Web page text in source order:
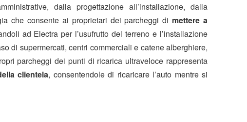
dalla progettazione all’installazione, dalla
che consente ai proprietari dei parcheggi di mettere a
ad Electra per l’usufrutto del terreno e l’installazione
di supermercati, centri commerciali e catene alberghiere,
parcheggi dei punti di ricarica ultraveloce rappresenta
clientela, consentendole di ricaricare l’auto mentre si